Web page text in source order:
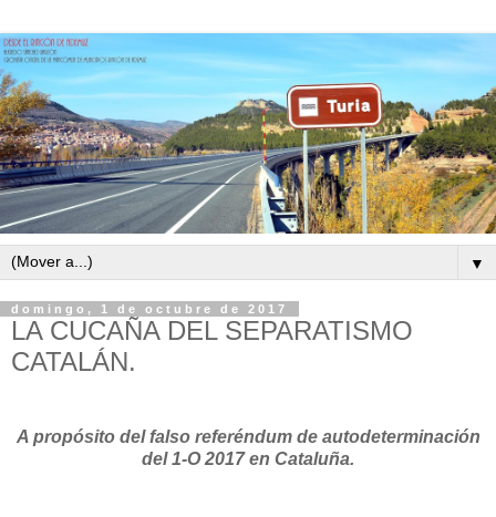
▼
domingo, 1 de octubre de 2017
LA CUCAÑA DEL SEPARATISMO
CATALÁN.
A propósito del falso referéndum de autodeterminación
del 1-O 2017 en Cataluña.